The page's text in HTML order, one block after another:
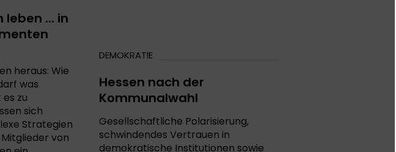
leben ... in
heraus: Wie
was
zu
sich
Strategien
von
DEMOKRATIE
Hessen nach der
Kommunalwahl
Gesellschaftliche Polarisierung,
schwindendes Vertrauen in
demokratische Institutionen sowie